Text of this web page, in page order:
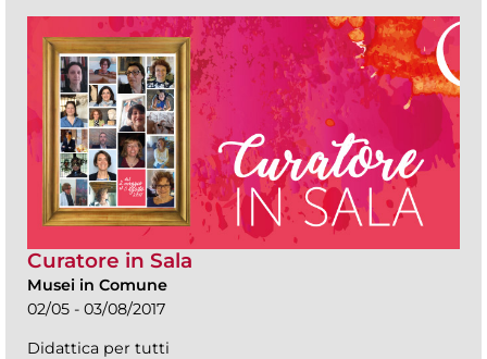
Curatore in Sala
Musei in Comune
02/05 - 03/08/2017
Didattica per tutti